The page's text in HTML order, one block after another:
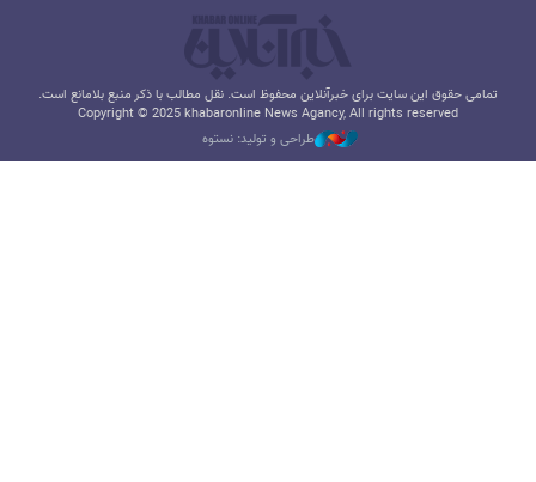
تمامی حقوق این سایت برای خبرآنلاین محفوظ است. نقل مطالب با ذکر منبع بلامانع است.
Copyright © 2025 khabaronline News Agancy, All rights reserved
طراحی و تولید: نستوه